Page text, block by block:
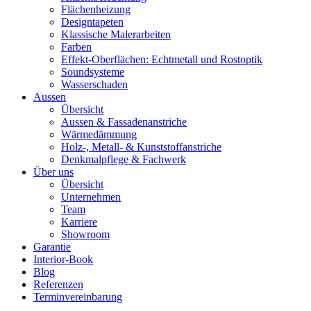
Flächenheizung
Designtapeten
Klassische Malerarbeiten
Farben
Effekt-Oberflächen: Echtmetall und Rostoptik
Soundsysteme
Wasserschaden
Aussen
Übersicht
Aussen & Fassadenanstriche
Wärmedämmung
Holz-, Metall- & Kunststoffanstriche
Denkmalpflege & Fachwerk
Über uns
Übersicht
Unternehmen
Team
Karriere
Showroom
Garantie
Interior-Book
Blog
Referenzen
Terminvereinbarung